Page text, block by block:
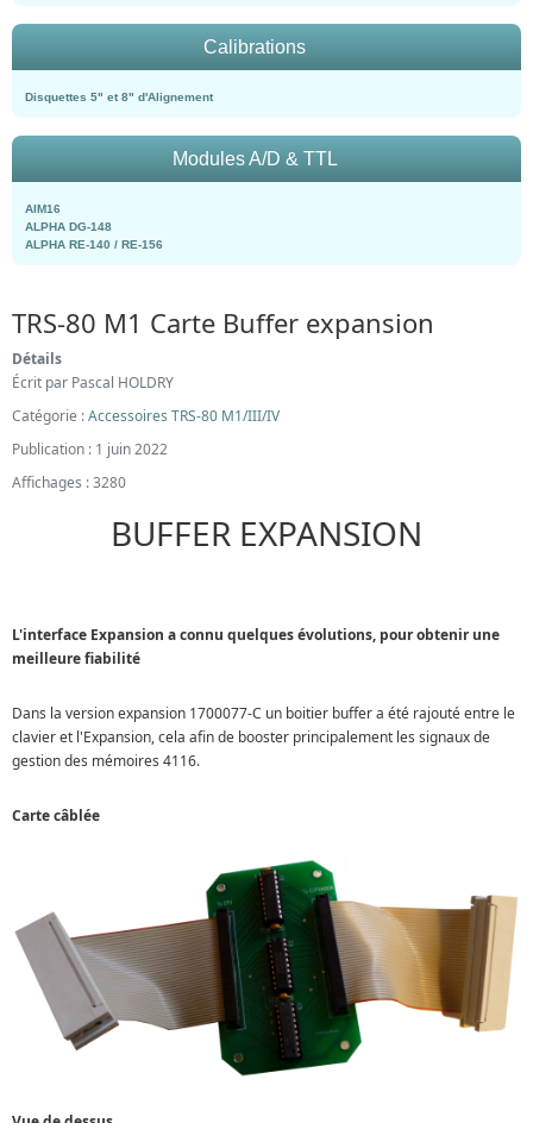
Calibrations
Disquettes 5" et 8" d'Alignement
Modules A/D & TTL
AIM16
ALPHA DG-148
ALPHA RE-140 / RE-156
TRS-80 M1 Carte Buffer expansion
Détails
Écrit par Pascal HOLDRY
Catégorie :Accessoires TRS-80 M1/III/IV
Publication : 1 juin 2022
Affichages : 3280
BUFFER EXPANSION
L'interface Expansion a connu quelques évolutions, pour obtenir une
meilleure fiabilité
Dans la version expansion 1700077-C un boitier buffer a été rajouté entre le
clavier et l'Expansion, cela afin de booster principalement les signaux de
gestion des mémoires 4116.
Carte câblée